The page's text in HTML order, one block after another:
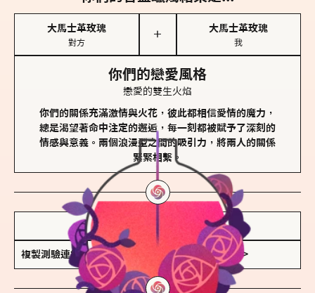
大馬士革玫瑰
對方
＋
大馬士革玫瑰
我
你們的戀愛風格
戀愛的雙生火焰
你們的關係充滿激情與火花，彼此都相信愛情的魔力，
總是渴望著命中注定的邂逅，每一刻都被賦予了深刻的
情感與意義。兩個浪漫型之間的吸引力，將兩人的關係
緊緊相繫。
儲存我的結果圖
複製測驗連結 查看香氛類型全解析 >>>